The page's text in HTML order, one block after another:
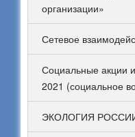
организации»
Сетевое
Социальные акции
2021 (социальное
ЭКОЛОГИЯ